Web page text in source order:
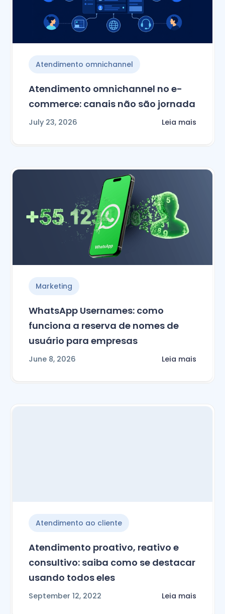
Atendimento omnichannel
Atendimento omnichannel no e-
commerce: canais não são jornada
July 23, 2026 Leia mais
Marketing
WhatsApp Usernames: como
funciona a reserva de nomes de
usuário para empresas
June 8, 2026 Leia mais
Atendimento ao cliente
Atendimento proativo, reativo e
consultivo: saiba como se destacar
usando todos eles
September 12, 2022 Leia mais